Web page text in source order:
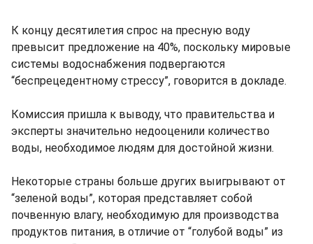
К концу десятилетия спрос на пресную воду
превысит предложение на 40%, поскольку мировые
системы водоснабжения подвергаются
“беспрецедентному стрессу”, говорится в докладе.
Комиссия пришла к выводу, что правительства и
эксперты значительно недооценили количество
воды, необходимое людям для достойной жизни.
Некоторые страны больше других выигрывают от
“зеленой воды”, которая представляет собой
почвенную влагу, необходимую для производства
продуктов питания, в отличие от “голубой воды” из